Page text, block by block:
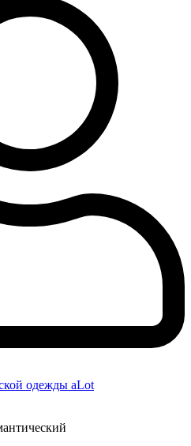
одежды aLot